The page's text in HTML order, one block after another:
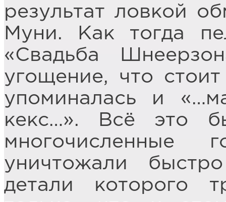
результат ловкой
Муни. Как тогда
«Свадьба
угощение, что
упоминалась и
кекс…». Всё это
многочисленные
уничтожали
детали которого